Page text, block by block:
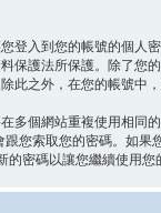
入到您的帳號的個
護法所保護。除了
之外，在您的帳號中
個網站重複使用相
您索取您的密碼。如
密碼以讓您繼續使用您